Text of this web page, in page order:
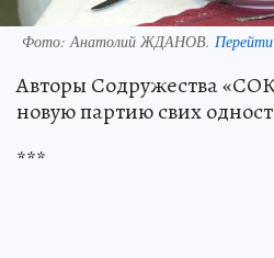
Фото: Анатолий ЖДАНОВ.
Авторы Содружества
новую партию свих
***